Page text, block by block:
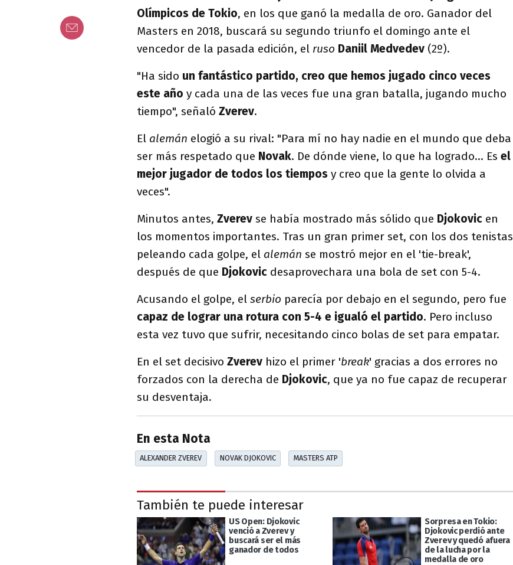
Olímpicos de Tokio, en los que ganó la medalla de oro. Ganador del
Masters en 2018, buscará su segundo triunfo el domingo ante el
vencedor de la pasada edición, el ruso Daniil Medvedev (2º).
"Ha sido un fantástico partido, creo que hemos jugado cinco veces
este año y cada una de las veces fue una gran batalla, jugando mucho
tiempo", señaló Zverev.
El alemán elogió a su rival: "Para mí no hay nadie en el mundo que deba
ser más respetado que Novak. De dónde viene, lo que ha logrado... Es el
mejor jugador de todos los tiempos y creo que la gente lo olvida a
veces".
Minutos antes, Zverev se había mostrado más sólido que Djokovic en
los momentos importantes. Tras un gran primer set, con los dos tenistas
peleando cada golpe, el alemán se mostró mejor en el 'tie-break',
después de que Djokovic desaprovechara una bola de set con 5-4.
Acusando el golpe, el serbio parecía por debajo en el segundo, pero fue
capaz de lograr una rotura con 5-4 e igualó el partido. Pero incluso
esta vez tuvo que sufrir, necesitando cinco bolas de set para empatar.
En el set decisivo Zverev hizo el primer 'break' gracias a dos errores no
forzados con la derecha de Djokovic, que ya no fue capaz de recuperar
su desventaja.
En esta Nota
ALEXANDER ZVEREV NOVAK DJOKOVIC MASTERS ATP
También te puede interesar
US Open: Djokovic
venció a Zverev y
buscará ser el más
ganador de todos
Sorpresa en Tokio:
Djokovic perdió ante
Zverev y quedó afuera
de la lucha por la
medalla de oro